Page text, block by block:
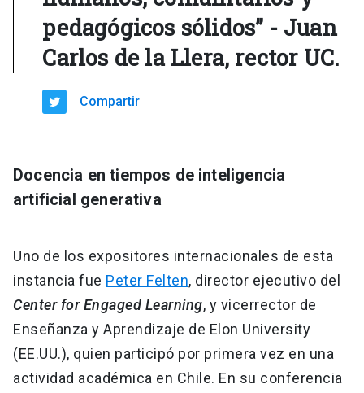
pedagógicos sólidos” - Juan
Carlos de la Llera, rector UC.
Compartir
Docencia en tiempos de inteligencia
artificial generativa
Uno de los expositores internacionales de esta
instancia fue Peter Felten, director ejecutivo del
Center for Engaged Learning, y vicerrector de
Enseñanza y Aprendizaje de Elon University
(EE.UU.), quien participó por primera vez en una
actividad académica en Chile. En su conferencia